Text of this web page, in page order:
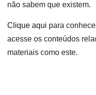
não sabem que existem.
Clique aqui para
acesse os conteúdos
materiais como este.